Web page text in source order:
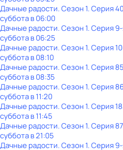
Дачные радости. Сезон 1. Серия
субботав06:00
Дачные радости. Сезон 1. Серия
субботав06:25
Дачные радости. Сезон 1. Серия
субботав08:10
Дачные радости. Сезон 1. Серия
субботав08:35
Дачные радости. Сезон 1. Серия
субботав11:20
Дачные радости. Сезон 1. Серия
субботав11:45
Дачные радости. Сезон 1. Серия
субботав21:05
Дачные радости. Сезон 1. Серия